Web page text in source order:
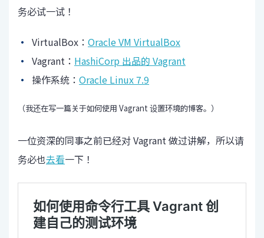
务必试一试！
VirtualBox： Oracle VM VirtualBox
Vagrant： HashiCorp 出品的 Vagrant
操作系统： Oracle Linux 7.9
（我还在写一篇关于如何使用 Vagrant 设置环境的博客。）
一位资深的同事之前已经对 Vagrant 做过讲解，所以请
务必也去看一下！